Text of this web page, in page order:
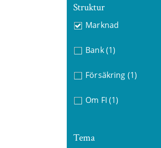
Struktur
Marknad
Bank (1)
Försäkring (1)
Om FI (1)
Tema